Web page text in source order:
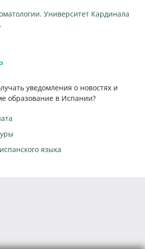
Университет Кардинала
уведомления о новостях и
образование в Испании?
языка